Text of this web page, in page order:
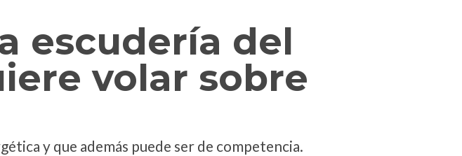
escudería del
volar sobre
y que además puede ser de competencia.